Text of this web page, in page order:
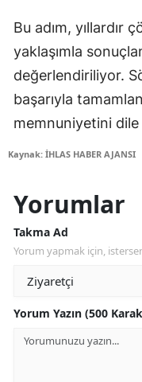
Bu adım, yıllardır
yaklaşımla
değerlendiriliyor.
başarıyla
memnuniyetini
Kaynak: İHLAS HABER AJANSI
Yorumlar
Takma Ad
Yorum yapmak için,
Yorum Yazın (500